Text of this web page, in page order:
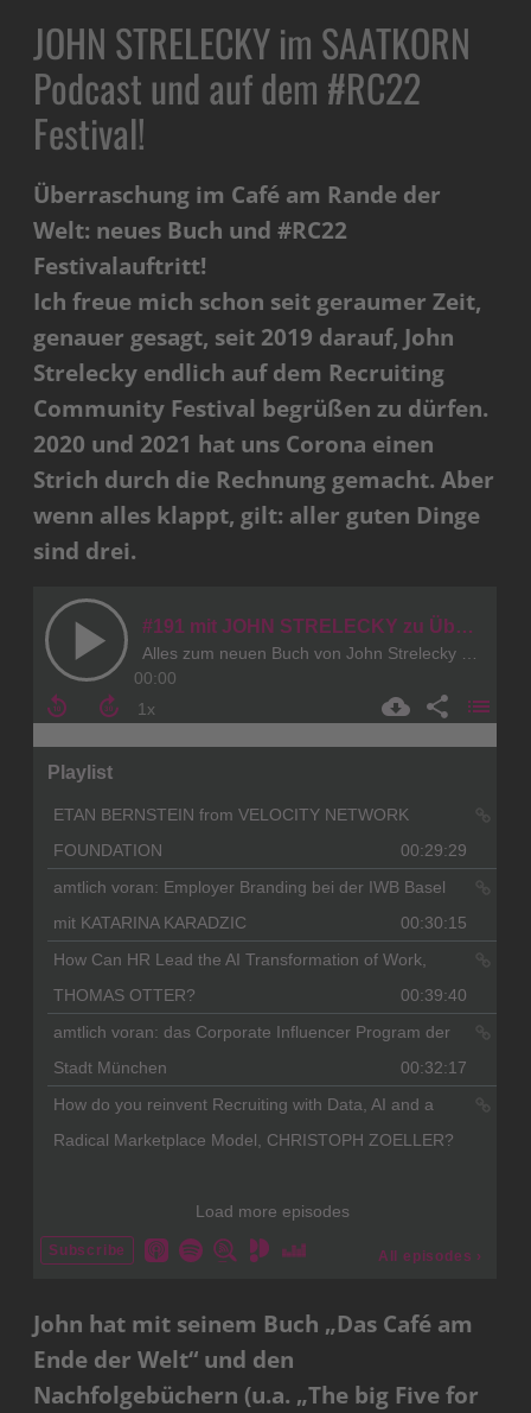
JOHN STRELECKY im SAATKORN
Podcast und auf dem #RC22
Festival!
Überraschung im Café am Rande der
Welt: neues Buch und #RC22
Festivalauftritt!
Ich freue mich schon seit geraumer Zeit,
genauer gesagt, seit 2019 darauf, John
Strelecky endlich auf dem Recruiting
Community Festival begrüßen zu dürfen.
2020 und 2021 hat uns Corona einen
Strich durch die Rechnung gemacht. Aber
wenn alles klappt, gilt: aller guten Dinge
sind drei.
John hat mit seinem Buch „Das Café am
Ende der Welt“ und den
Nachfolgebüchern (u.a. „The big Five for